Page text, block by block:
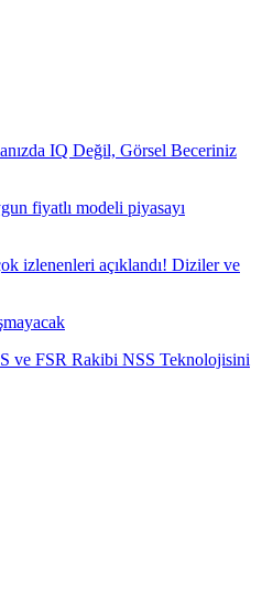
IQ Değil, Görsel Beceriniz
fiyatlı modeli piyasayı
izlenenleri açıklandı! Diziler ve
ve FSR Rakibi NSS Teknolojisini